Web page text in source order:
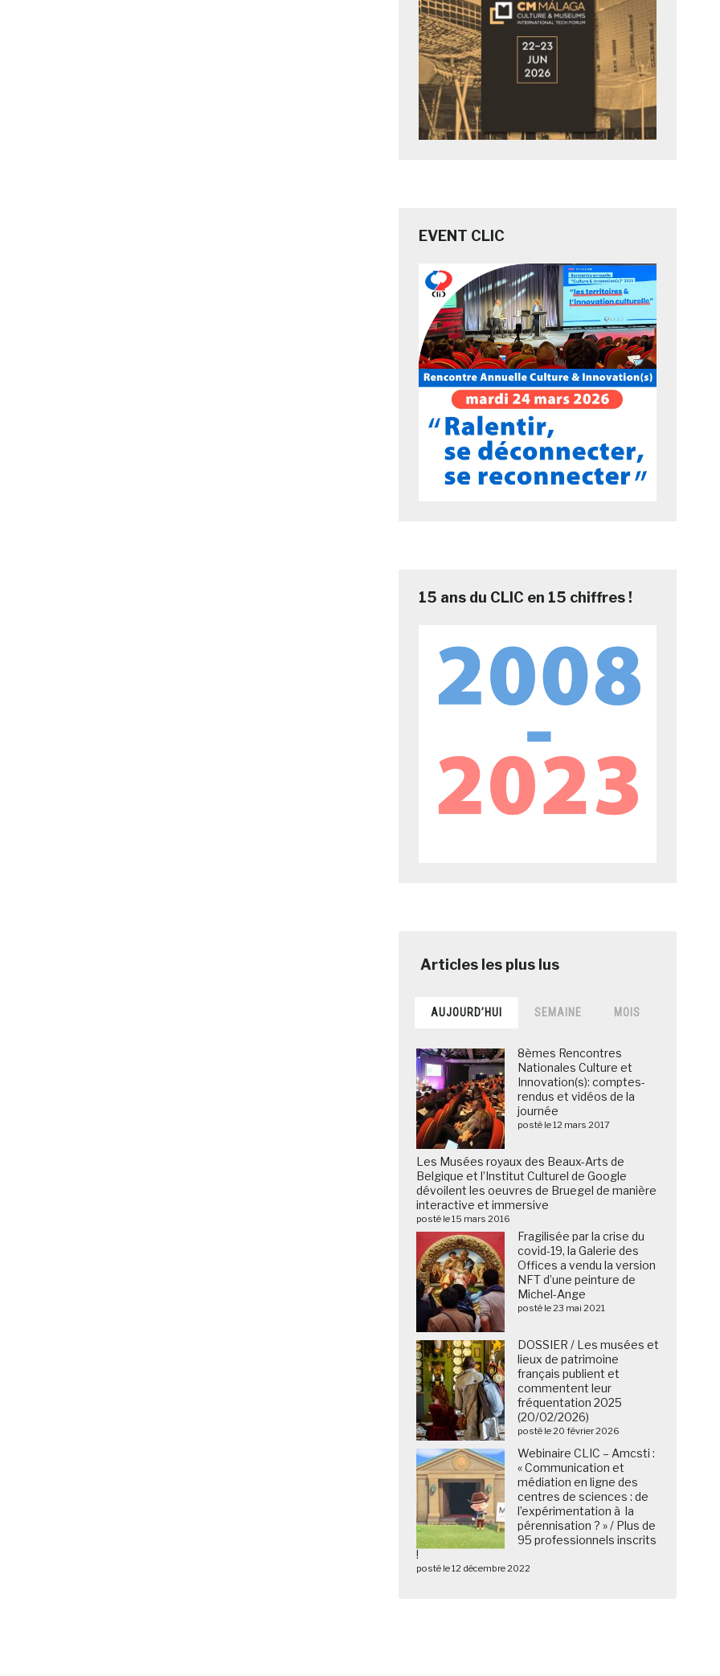
EVENT CLIC
15 ans du CLIC en 15 chiffres !
AUJOURD’HUI SEMAINE MOIS
8èmes Rencontres
Nationales Culture et
Innovation(s): comptes-
rendus et vidéos de la
journée
posté le 12 mars 2017
Les Musées royaux des Beaux-Arts de
Belgique et l’Institut Culturel de Google
dévoilent les oeuvres de Bruegel de manière
interactive et immersive
posté le 15 mars 2016
Fragilisée par la crise du
covid-19, la Galerie des
Offices a vendu la version
NFT d’une peinture de
Michel-Ange
posté le 23 mai 2021
DOSSIER / Les musées et
lieux de patrimoine
français publient et
commentent leur
fréquentation 2025
(20/02/2026)
posté le 20 février 2026
Webinaire CLIC – Amcsti :
« Communication et
médiation en ligne des
centres de sciences : de
l’expérimentation à la
pérennisation ? » / Plus de
95 professionnels inscrits
!
posté le 12 décembre 2022